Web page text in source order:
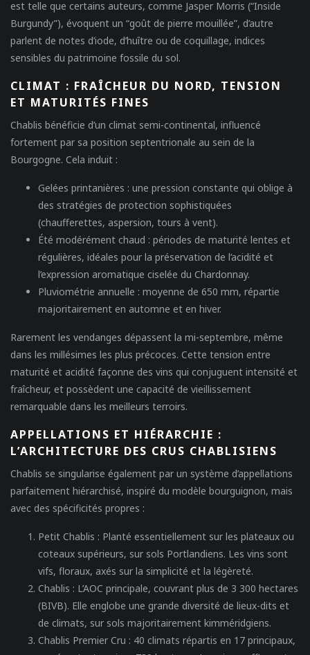
est telle que certains auteurs, comme Jasper Morris (“Inside
Burgundy”), évoquent un “goût de pierre mouillée”, d’autre
parlent de notes d’iode, d’huître ou de coquillage, indices
sensibles du patrimoine fossile du sol.
CLIMAT : FRAÎCHEUR DU NORD, TENSION
ET MATURITÉS FINES
Chablis bénéficie d’un climat semi-continental, influencé
fortement par sa position septentrionale au sein de la
Bourgogne. Cela induit :
Gelées printanières : une pression constante qui oblige à
des stratégies de protection sophistiquées
(chaufferettes, aspersion, tours à vent).
Été modérément chaud : périodes de maturité lentes et
régulières, idéales pour la préservation de l’acidité et
l’expression aromatique ciselée du Chardonnay.
Pluviométrie annuelle : moyenne de 650 mm, répartie
majoritairement en automne et en hiver.
Rarement les vendanges dépassent la mi-septembre, même
dans les millésimes les plus précoces. Cette tension entre
maturité et acidité façonne des vins qui conjuguent intensité et
fraîcheur, et possèdent une capacité de vieillissement
remarquable dans les meilleurs terroirs.
APPELLATIONS ET HIÉRARCHIE :
L’ARCHITECTURE DES CRUS CHABLISIENS
Chablis se singularise également par un système d’appellations
parfaitement hiérarchisé, inspiré du modèle bourguignon, mais
avec des spécificités propres :
Petit Chablis : Planté essentiellement sur les plateaux ou
coteaux supérieurs, sur sols Portlandiens. Les vins sont
vifs, floraux, axés sur la simplicité et la légèreté.
Chablis : L’AOC principale, couvrant plus de 3 300 hectares
(BIVB). Elle englobe une grande diversité de lieux-dits et
de climats, sur sols majoritairement kimméridgiens.
Chablis Premier Cru : 40 climats répartis en 17 principaux,